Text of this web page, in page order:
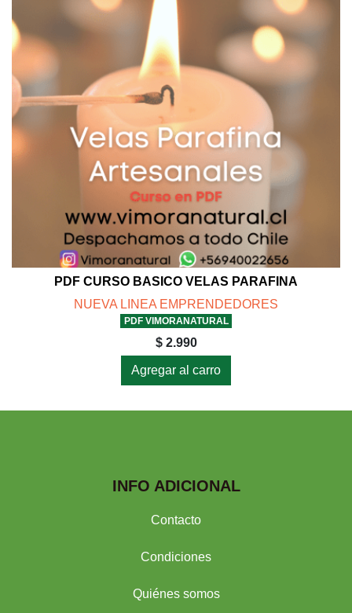
PDF CURSO BASICO VELAS PARAFINA
NUEVA LINEA EMPRENDEDORES
PDF VIMORANATURAL
$ 2.990
Agregar al carro
INFO ADICIONAL
Contacto
Condiciones
Quiénes somos